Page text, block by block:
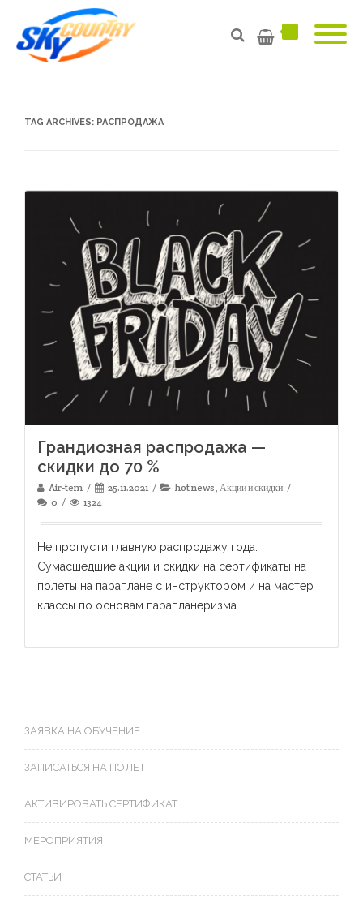
TAG ARCHIVES: РАСПРОДАЖА
Грандиозная распродажа —
скидки до 70 %
Air-tem 25.11.2021 hot news, Акции и скидки
0
1324
Не пропусти главную распродажу года.
Сумасшедшие акции и скидки на сертификаты на
полеты на параплане с инструктором и на мастер
классы по основам парапланеризма.
ЗАЯВКА НА ОБУЧЕНИЕ
ЗАПИСАТЬСЯ НА ПОЛЕТ
АКТИВИРОВАТЬ СЕРТИФИКАТ
МЕРОПРИЯТИЯ
СТАТЬИ